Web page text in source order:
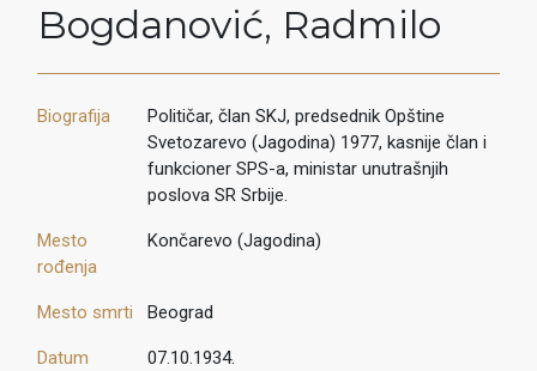
Bogdanović, Radmilo
Biografija
Političar, član SKJ, predsednik Opštine
Svetozarevo (Jagodina) 1977, kasnije član i
funkcioner SPS-a, ministar unutrašnjih
poslova SR Srbije.
Mesto
rođenja
Končarevo (Jagodina)
Mesto smrti Beograd
Datum
07.10.1934.